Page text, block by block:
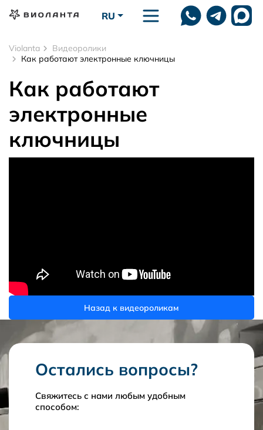
RU
Violanta
Видеоролики
Как работают электронные ключницы
Как работают
электронные
ключницы
Назад к видеороликам
Остались вопросы?
Свяжитесь с нами любым удобным
способом: